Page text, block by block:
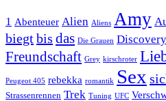
1 Abenteuer Alien Aliens Amy
biegtbis das Die Grauen Discovery
Freundschaft Grey kirschroter
Peugeot 405 rebekka romantik Sex
Strassenrennen Trek Tuning UFC